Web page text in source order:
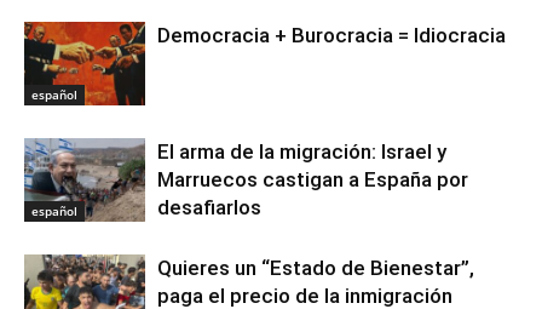
español
Democracia + Burocracia = Idiocracia
español
El arma de la migración: Israel y
Marruecos castigan a España por
desafiarlos
Quieres un “Estado de Bienestar”,
paga el precio de la inmigración